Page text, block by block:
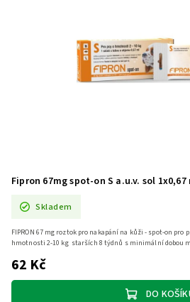
Fipron 67mg spot-on S a.u.v. sol 1x0,67
Skladem
62 Kč
DO
FIPRON 67 mg roztok pro nakapání na kůži - spot-on
hmotnosti 2-10 kg starších 8 týdnů s minimální dobou